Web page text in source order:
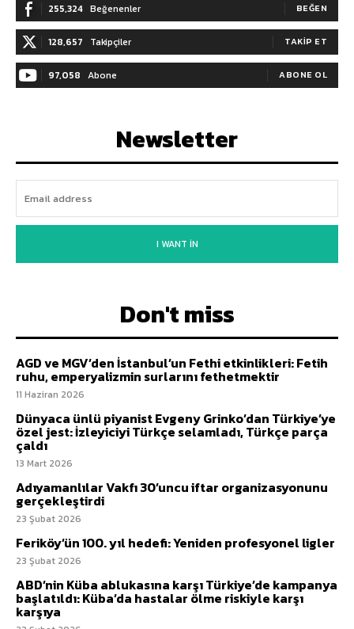
255,324 Beğenenler BEĞEN
128,657 Takipçiler TAKIP ET
97,058 Abone ABONE OL
Newsletter
I WANT IN
Don't miss
AGD ve MGV’den İstanbul’un Fethi etkinlikleri: Fetih
ruhu, emperyalizmin surlarını fethetmektir
11 Haziran 2026
Dünyaca ünlü piyanist Evgeny Grinko’dan Türkiye’ye
özel jest: İzleyiciyi Türkçe selamladı, Türkçe parça
çaldı
13 Mart 2026
Adıyamanlılar Vakfı 30’uncu iftar organizasyonunu
gerçekleştirdi
23 Şubat 2026
Feriköy’ün 100. yıl hedefi: Yeniden profesyonel ligler
23 Şubat 2026
ABD’nin Küba ablukasına karşı Türkiye’de kampanya
başlatıldı: Küba’da hastalar ölme riskiyle karşı
karşıya